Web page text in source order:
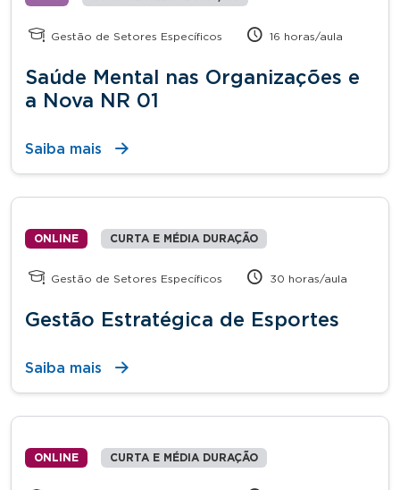
Gestão de Setores Específicos 16 horas/aula
Saúde Mental nas Organizações e
a Nova NR 01
Saiba mais
ONLINE CURTA E MÉDIA DURAÇÃO
Gestão de Setores Específicos 30 horas/aula
Gestão Estratégica de Esportes
Saiba mais
ONLINE CURTA E MÉDIA DURAÇÃO